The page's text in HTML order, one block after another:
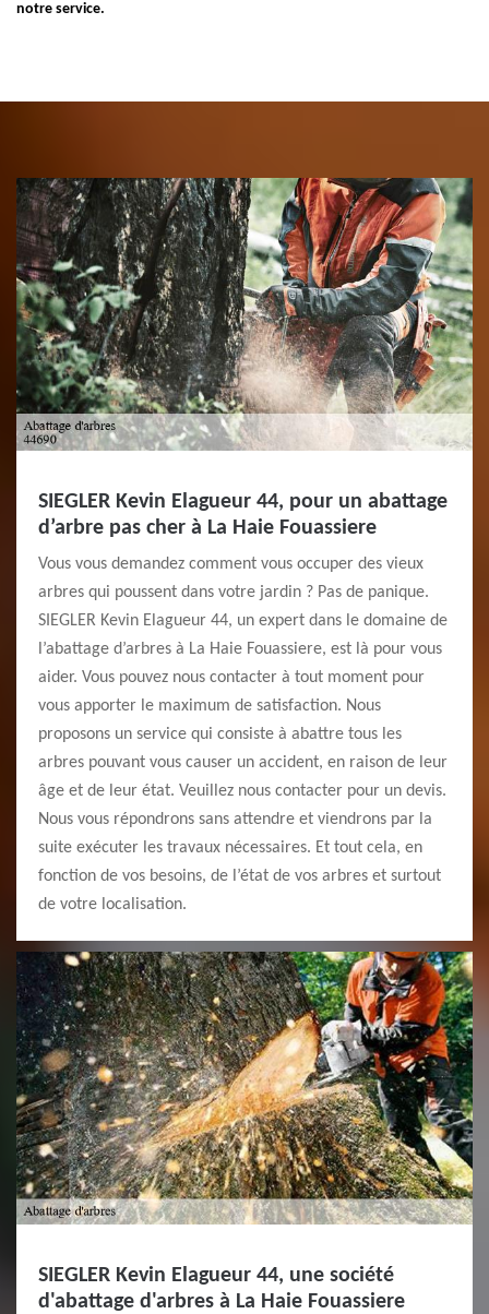
notre service.
SIEGLER Kevin Elagueur 44, pour un abattage
d’arbre pas cher à La Haie Fouassiere
Vous vous demandez comment vous occuper des vieux
arbres qui poussent dans votre jardin ? Pas de panique.
SIEGLER Kevin Elagueur 44, un expert dans le domaine de
l’abattage d’arbres à La Haie Fouassiere, est là pour vous
aider. Vous pouvez nous contacter à tout moment pour
vous apporter le maximum de satisfaction. Nous
proposons un service qui consiste à abattre tous les
arbres pouvant vous causer un accident, en raison de leur
âge et de leur état. Veuillez nous contacter pour un devis.
Nous vous répondrons sans attendre et viendrons par la
suite exécuter les travaux nécessaires. Et tout cela, en
fonction de vos besoins, de l’état de vos arbres et surtout
de votre localisation.
SIEGLER Kevin Elagueur 44, une société
d'abattage d'arbres à La Haie Fouassiere